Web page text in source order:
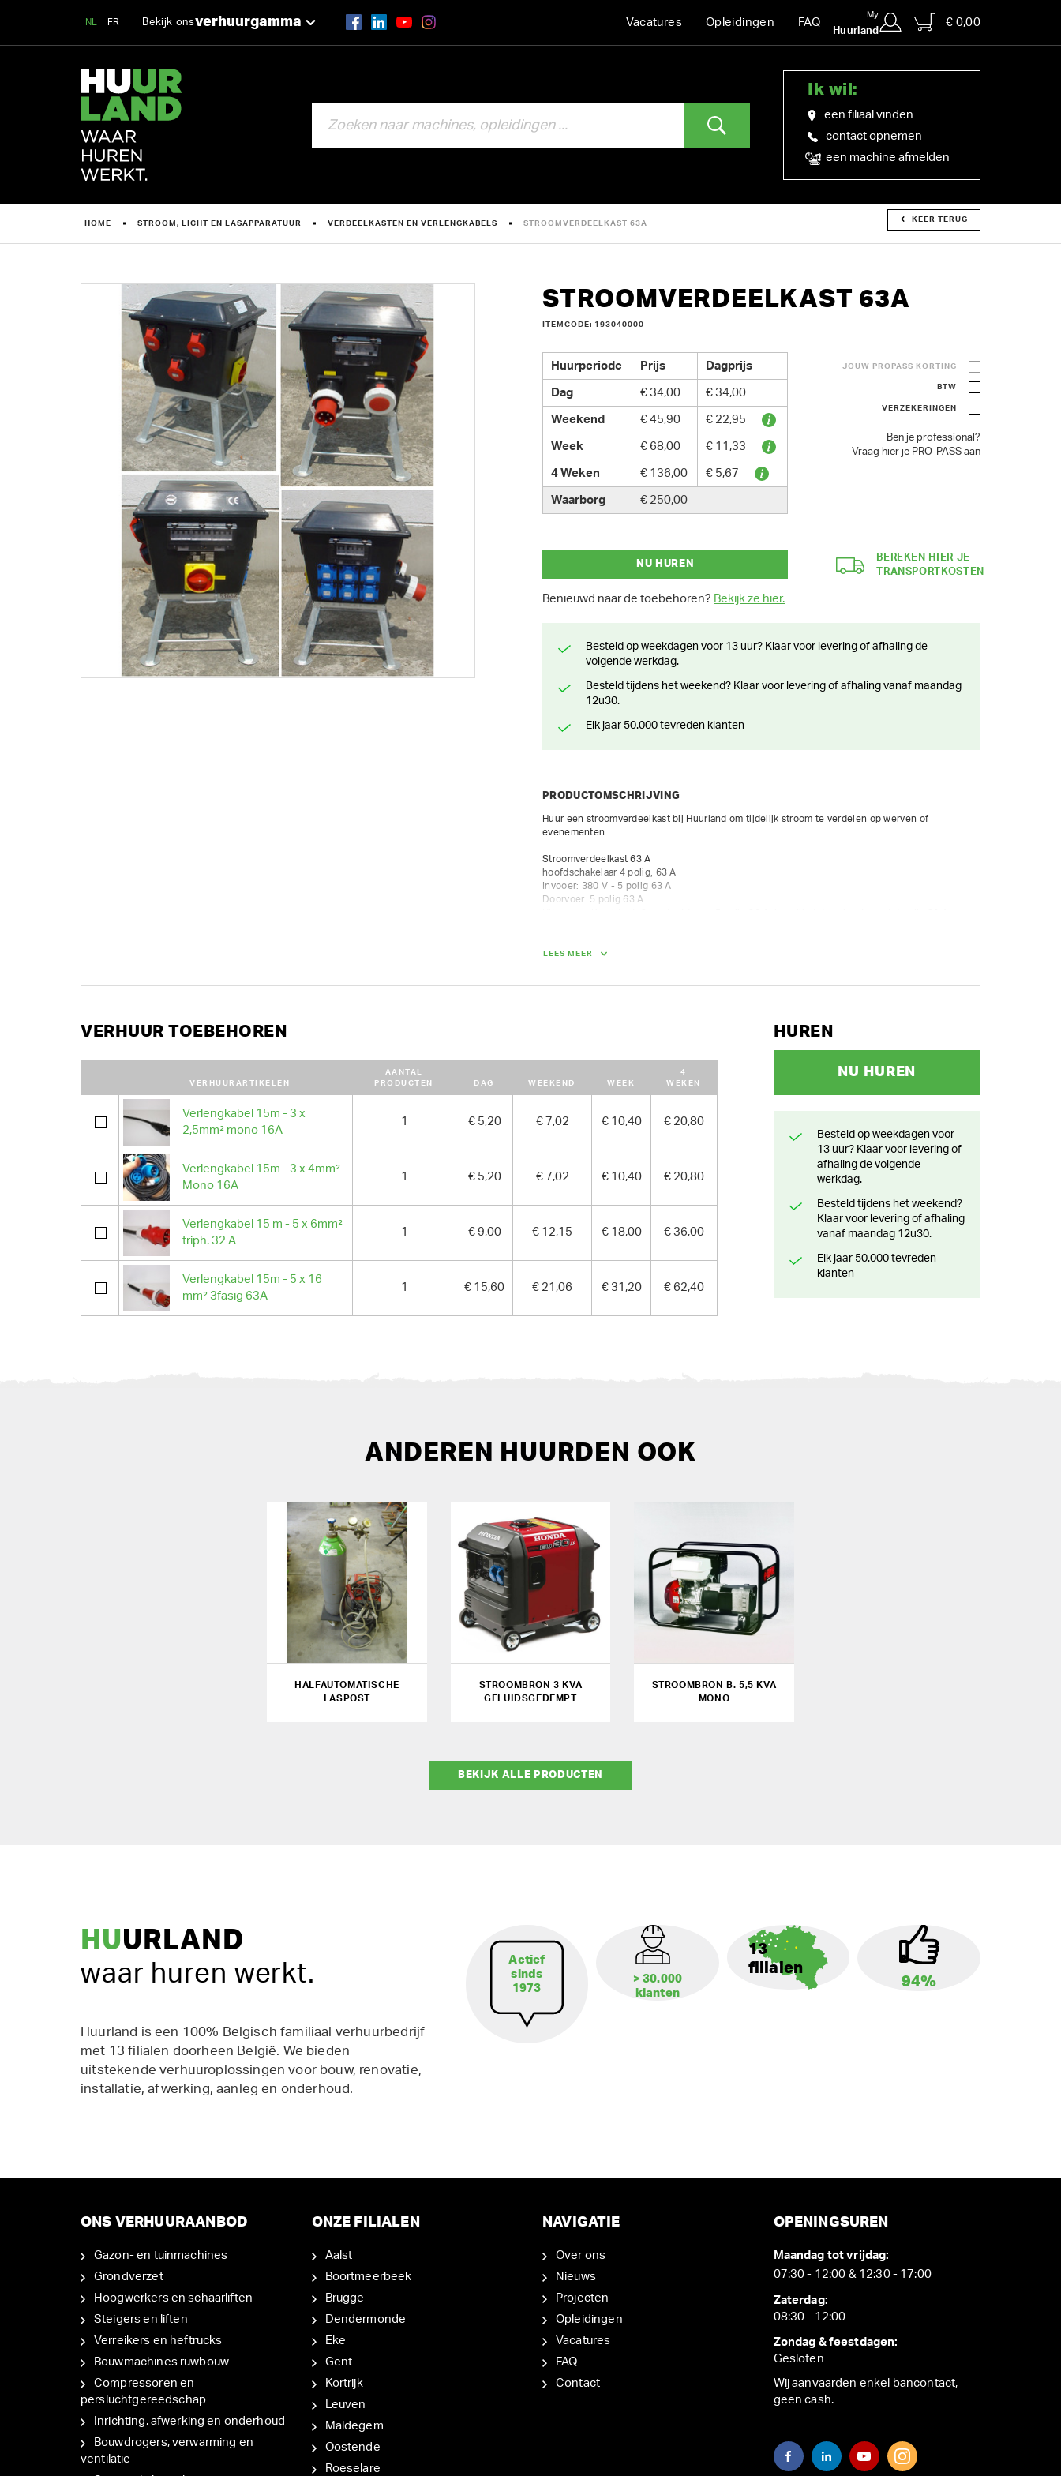
NL FR Bekijk onsverhuurgamma Vacatures Opleidingen FAQ
My
Huurland
€ 0,00
Ik wil:
een filiaal vinden
contact opnemen
een machine afmelden
HOME STROOM, LICHT EN LASAPPARATUUR VERDEELKASTEN EN VERLENGKABELS STROOMVERDEELKAST 63A KEER TERUG
STROOMVERDEELKAST 63A
ITEMCODE: 193040000
Huurperiode Prijs Dagprijs
Dag € 34,00 € 34,00
Weekend € 45,90 € 22,95
Week € 68,00 € 11,33
4 Weken € 136,00 € 5,67
Waarborg € 250,00
JOUW PROPASS KORTING
BTW
VERZEKERINGEN
Ben je professional?
Vraag hier je PRO-PASS aan
NU HUREN
Benieuwd naar de toebehoren? Bekijk ze hier.
BEREKEN HIER JE
TRANSPORTKOSTEN
Besteld op weekdagen voor 13 uur? Klaar voor levering of afhaling de
volgende werkdag.
Besteld tijdens het weekend? Klaar voor levering of afhaling vanaf maandag
12u30.
Elk jaar 50.000 tevreden klanten
PRODUCTOMSCHRIJVING
Huur een stroomverdeelkast bij Huurland om tijdelijk stroom te verdelen op werven of
evenementen.
Stroomverdeelkast 63 A
hoofdschakelaar 4 polig, 63 A
Invooer: 380 V - 5 polig 63 A
Doorvoer: 5 polig 63 A
differenteelschakelaar 0.30 mA
LEES MEER
VERHUUR TOEBEHOREN
VERHUURARTIKELEN
AANTAL
PRODUCTEN
DAG WEEKEND WEEK
4
WEKEN
Verlengkabel 15m - 3 x
2,5mm² mono 16A
1 € 5,20 € 7,02 € 10,40 € 20,80
Verlengkabel 15m - 3 x 4mm²
Mono 16A
1 € 5,20 € 7,02 € 10,40 € 20,80
Verlengkabel 15 m - 5 x 6mm²
triph. 32 A
1 € 9,00 € 12,15 € 18,00 € 36,00
Verlengkabel 15m - 5 x 16
mm² 3fasig 63A
1 € 15,60 € 21,06 € 31,20 € 62,40
HUREN
NU HUREN
Besteld op weekdagen voor
13 uur? Klaar voor levering of
afhaling de volgende
werkdag.
Besteld tijdens het weekend?
Klaar voor levering of afhaling
vanaf maandag 12u30.
Elk jaar 50.000 tevreden
klanten
ANDEREN HUURDEN OOK
HALFAUTOMATISCHE
LASPOST
STROOMBRON 3 KVA
GELUIDSGEDEMPT
STROOMBRON B. 5,5 KVA
MONO
BEKIJK ALLE PRODUCTEN
HUURLAND
waar huren werkt.
Huurland is een 100% Belgisch familiaal verhuurbedrijf
met 13 filialen doorheen België. We bieden
uitstekende verhuuroplossingen voor bouw, renovatie,
installatie, afwerking, aanleg en onderhoud.
Actief
sinds
1973
> 30.000
klanten
13
filialen
94%
ONS VERHUURAANBOD
Gazon- en tuinmachines
Grondverzet
Hoogwerkers en schaarliften
Steigers en liften
Verreikers en heftrucks
Bouwmachines ruwbouw
Compressoren en
persluchtgereedschap
Inrichting, afwerking en onderhoud
Bouwdrogers, verwarming en
ventilatie
ONZE FILIALEN
Aalst
Boortmeerbeek
Brugge
Dendermonde
Eke
Gent
Kortrijk
Leuven
Maldegem
Oostende
Roeselare
NAVIGATIE
Over ons
Nieuws
Projecten
Opleidingen
Vacatures
FAQ
Contact
OPENINGSUREN
Maandag tot vrijdag:
07:30 - 12:00 & 12:30 - 17:00
Zaterdag:
08:30 - 12:00
Zondag & feestdagen:
Gesloten
Wij aanvaarden enkel bancontact,
geen cash.